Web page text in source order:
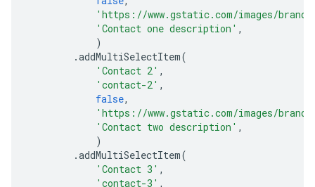
'https://www.gstatic.com/images/
'Contact one description' ,
)
.addMultiSelectItem(
'Contact 2' ,
'contact-2' ,
false,
'https://www.gstatic.com/images/
'Contact two description' ,
)
.addMultiSelectItem(
'Contact 3' ,
'contact-3' ,